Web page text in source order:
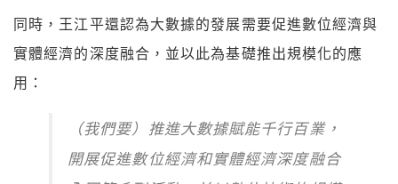
同時，王江平還認為大數據的發展需要促進數位經濟與
實體經濟的深度融合，並以此為基礎推出規模化的應
用：
（我們要）推進大數據賦能千行百業，
開展促進數位經濟和實體經濟深度融合